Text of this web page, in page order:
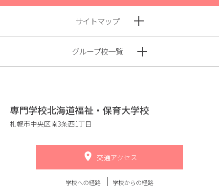
サイトマップ
グループ校一覧
専門学校北海道福祉・保育大学校
札幌市中央区南3条西1丁目
交通アクセス
学校への経路 学校からの経路